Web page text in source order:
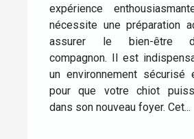
expérience
nécessite une préparation
assurer le bien-être
compagnon. Il est
un environnement sécurisé
pour que votre chiot
dans son nouveau foyer. Cet...